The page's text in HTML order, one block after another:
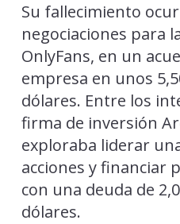
Su fallecimiento
negociaciones para
OnlyFans, en un
empresa en unos
dólares. Entre los
firma de inversión
exploraba liderar
acciones y financiar
con una deuda de
dólares.